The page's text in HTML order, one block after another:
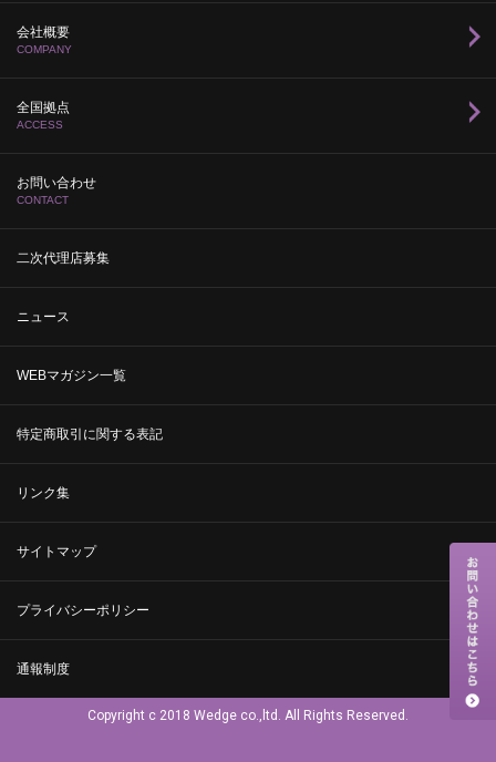
会社概要
COMPANY
全国拠点
ACCESS
お問い合わせ
CONTACT
二次代理店募集
ニュース
WEBマガジン一覧
特定商取引に関する表記
リンク集
サイトマップ
プライバシーポリシー
通報制度
Copyright c 2018 Wedge co.,ltd. All Rights Reserved.